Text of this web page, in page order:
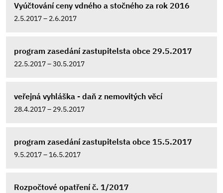
Vyúčtování ceny vdného a stočného za rok 2016
2.5.2017 – 2.6.2017
program zasedání zastupitelsta obce 29.5.2017
22.5.2017 – 30.5.2017
veřejná vyhláška - daň z nemovitých věcí
28.4.2017 – 29.5.2017
program zasedání zastupitelsta obce 15.5.2017
9.5.2017 – 16.5.2017
Rozpočtové opatření č. 1/2017